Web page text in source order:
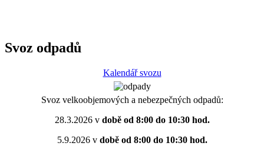
Svoz odpadů
Kalendář svozu
Svoz velkoobjemových a nebezpečných odpadů:
28.3.2026 vdobě od 8:00 do 10:30 hod.
5.9.2026 vdobě od 8:00 do 10:30 hod.